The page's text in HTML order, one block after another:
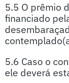
5.5 O prêmio
financiado
5.6 Caso o
ele deverá